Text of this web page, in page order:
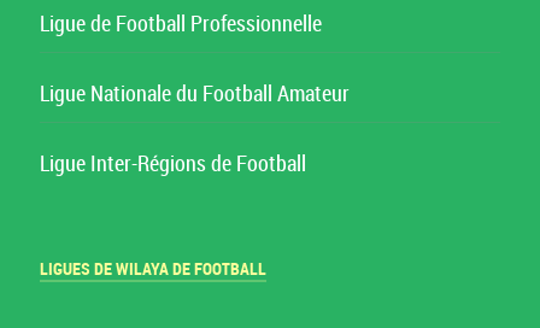
Ligue de Football Professionnelle
Ligue Nationale du Football Amateur
Ligue Inter-Régions de Football
LIGUES DE WILAYA DE FOOTBALL